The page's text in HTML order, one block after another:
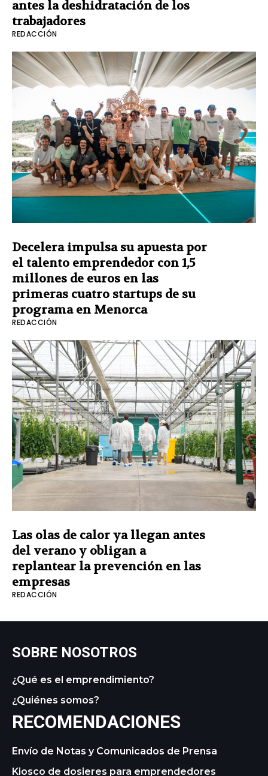
antes la deshidratación de los
trabajadores
REDACCIÓN
Decelera impulsa su apuesta por
el talento emprendedor con 1,5
millones de euros en las
primeras cuatro startups de su
programa en Menorca
REDACCIÓN
Las olas de calor ya llegan antes
del verano y obligan a
replantear la prevención en las
empresas
REDACCIÓN
SOBRE NOSOTROS
¿Qué es el emprendimiento?
¿Quiénes somos?
RECOMENDACIONES
Envío de Notas y Comunicados de Prensa
Kiosco de dosieres para emprendedores